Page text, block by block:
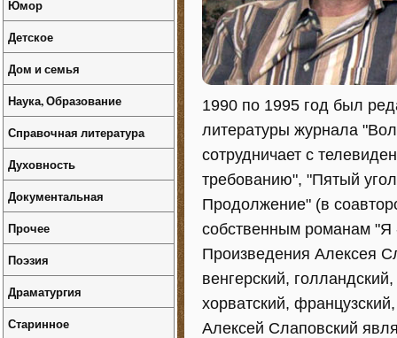
1990 по 1995 год был
литературы журнала
сотрудничает с
требованию", "Пятый
Продолжение" (в
собственным романам
Произведения Алексея
венгерский,
хорватский,
Алексей Слаповский
Юмор
Детское
Дом и семья
Наука, Образование
Справочная литература
Духовность
Документальная
Прочее
Поэзия
Драматургия
Старинное